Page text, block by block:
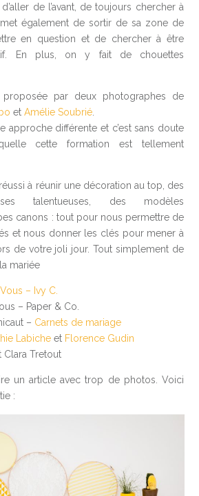
de l’avant, de toujours chercher à
également de sortir de sa zone de
en question et de chercher à être
En plus, on y fait de chouettes
par deux photographes de
et Amélie Soubrié
approche différente et c’est sans doute
cette formation est tellement
à réunir une décoration au top, des
talentueuses, des modèles
canons : tout pour nous permettre de
et nous donner les clés pour mener à
de votre joli jour. Tout simplement de
mariée
– Ivy C.
– Paper & Co.
– Carnets de mariage
Labiche et Florence Gudin
Clara Tretout
un article avec trop de photos. Voici
: